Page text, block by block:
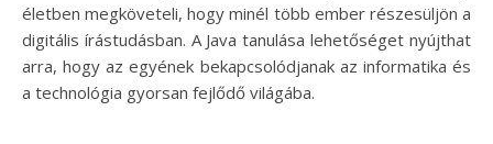
életben megköveteli, hogy minél több ember részesüljön a
digitális írástudásban. A Java tanulása lehetőséget nyújthat
arra, hogy az egyének bekapcsolódjanak az informatika és
a technológia gyorsan fejlődő világába.